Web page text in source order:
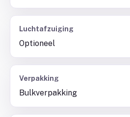
Luchtafzuiging
Optioneel
Verpakking
Bulkverpakking